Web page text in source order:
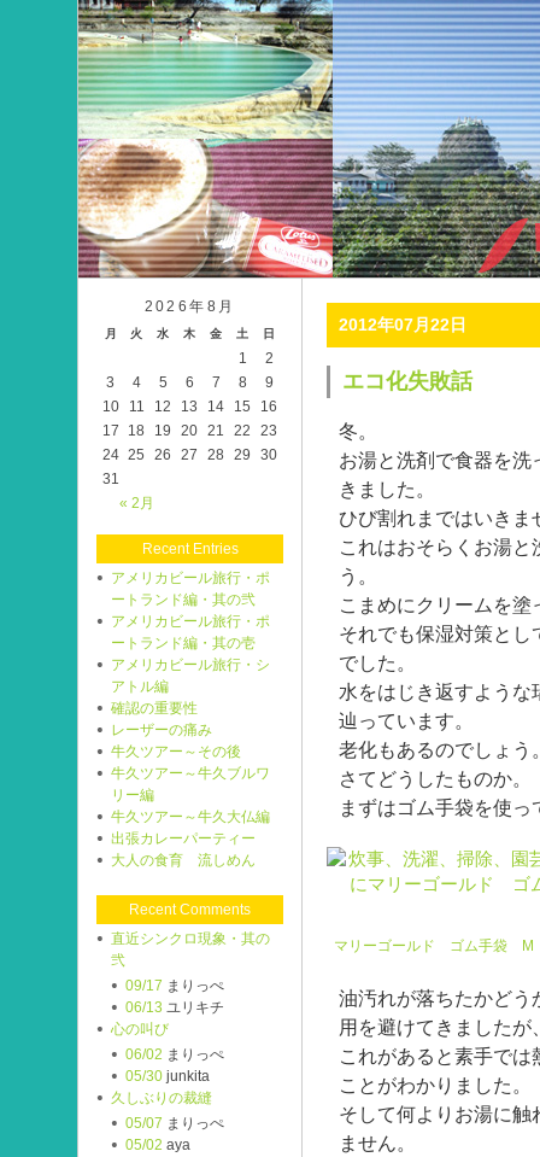
2012年07月22日
エコ化失敗話
冬。
お湯と洗剤で食器を
きました。
ひび割れまではいき
これはおそらくお湯
う。
こまめにクリームを塗
それでも保湿対策と
でした。
水をはじき返すよう
辿っています。
老化もあるのでしょう
さてどうしたものか。
まずはゴム手袋を使
マリーゴールド ゴム手袋 M
油汚れが落ちたかどう
用を避けてきましたが
これがあると素手で
ことがわかりました。
そして何よりお湯に
ません。
2026年8月
月 火 水 木 金 土 日
« 2月
1
2
3
4 5 6 7 8
9
10
11 12 13 14 15
16
17
18 19 20 21 22
23
24 25 26 27 28 29
30
31
Recent Entries
アメリカビール旅行・ポ
ートランド編・其の弐
アメリカビール旅行・ポ
ートランド編・其の壱
アメリカビール旅行・シ
アトル編
確認の重要性
レーザーの痛み
牛久ツアー～その後
牛久ツアー～牛久ブルワ
リー編
牛久ツアー～牛久大仏編
出張カレーパーティー
大人の食育 流しめん
Recent Comments
直近シンクロ現象・其の
弐
09/17 まりっぺ
06/13 ユリキチ
心の叫び
06/02 まりっぺ
05/30 junkita
久しぶりの裁縫
05/07 まりっぺ
05/02 aya